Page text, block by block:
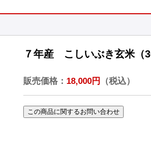
７年産 こしいぶき玄米（
販売価格： 18,000円 （税込）